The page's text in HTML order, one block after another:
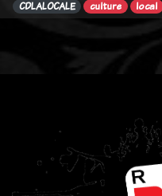
CDLALOCALE culture local